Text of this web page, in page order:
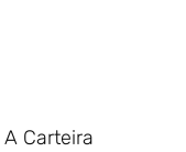
A Carteira